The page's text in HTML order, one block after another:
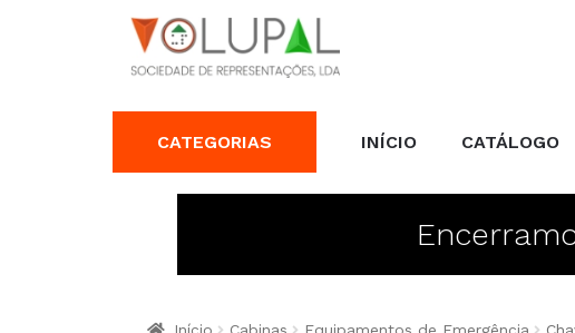
CATEGORIAS INÍCIO CATÁLOGO